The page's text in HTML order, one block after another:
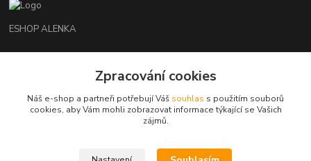
ESHOP ALENKA
+420602541312
orechovka@inmes.cz
Zpracování cookies
Náš e-shop a partneři potřebují Váš souhlas s použitím souborů
cookies, aby Vám mohli zobrazovat informace týkající se Vašich
zájmů.